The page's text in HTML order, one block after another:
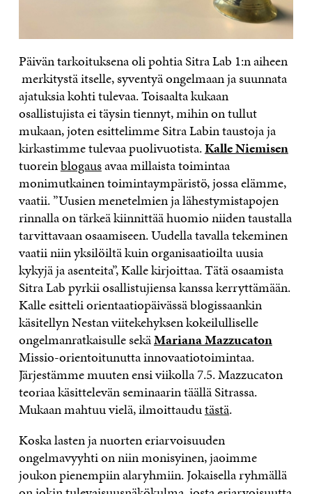
Päivän tarkoituksena oli pohtia Sitra Lab 1:n aiheen
merkitystä itselle, syventyä ongelmaan ja suunnata
ajatuksia kohti tulevaa. Toisaalta kukaan
osallistujista ei täysin tiennyt, mihin on tullut
mukaan, joten esittelimme Sitra Labin taustoja ja
kirkastimme tulevaa puolivuotista.Kalle Niemisen
tuoreinblogausavaa millaista toimintaa
monimutkainen toimintaympäristö, jossa elämme,
vaatii. ”Uusien menetelmien ja lähestymistapojen
rinnalla on tärkeä kiinnittää huomio niiden taustalla
tarvittavaan osaamiseen. Uudella tavalla tekeminen
vaatii niin yksilöiltä kuin organisaatioilta uusia
kykyjä ja asenteita”, Kalle kirjoittaa. Tätä osaamista
Sitra Lab pyrkii osallistujiensa kanssa kerryttämään.
Kalle esitteli orientaatiopäivässä blogissaankin
käsitellyn Nestan viitekehyksen kokeilulliselle
ongelmanratkaisulle sekäMariana Mazzucaton
Missio-orientoitunutta innovaatiotoimintaa.
Järjestämme muuten ensi viikolla 7.5. Mazzucaton
teoriaa käsittelevän seminaarin täällä Sitrassa.
Mukaan mahtuu vielä, ilmoittaudutästä.
Koska lasten ja nuorten eriarvoisuuden
ongelmavyyhti on niin monisyinen, jaoimme
joukon pienempiin alaryhmiin. Jokaisella ryhmällä